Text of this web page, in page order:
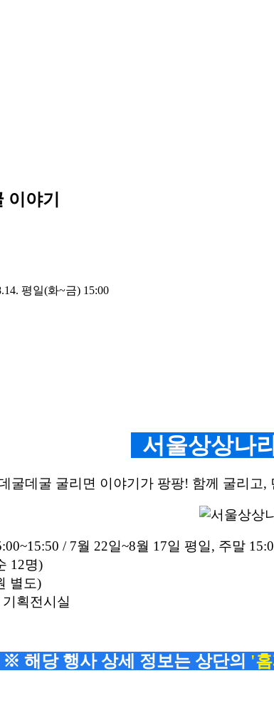
야기
평일(화~금) 15:00
서울상상나
굴데굴 굴리면 이야기가 팡팡! 함께 굴리고
/ 7월 22일~8월 17일 평일, 주말
12명)
별도)
획전시실
※ 해당 행사 상세 정보는 상단의 '